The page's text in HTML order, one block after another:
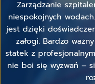
Zarządzanie
niespokojnych
jest dzięki
załogi. Bardzo
statek z
nie boi się wyzwań –